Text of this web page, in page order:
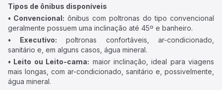
Tipos de ônibus disponíveis
• Convencional: ônibus com poltronas do tipo convencional
geralmente possuem uma inclinação até 45º e banheiro.
• Executivo: poltronas confortáveis, ar-condicionado,
sanitário e, em alguns casos, água mineral.
• Leito ou Leito-cama: maior inclinação, ideal para viagens
mais longas, com ar-condicionado, sanitário e, possivelmente,
água mineral.